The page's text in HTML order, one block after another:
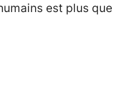
est plus que